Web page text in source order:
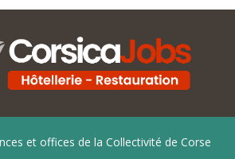
et offices de la Collectivité de Corse